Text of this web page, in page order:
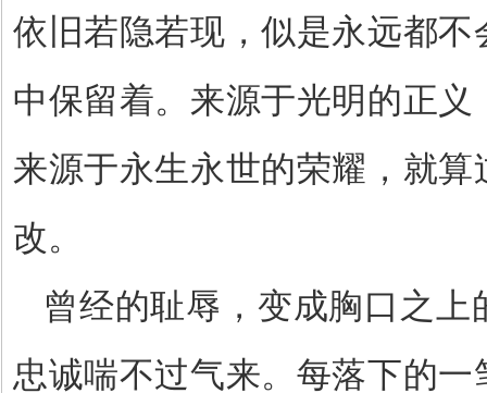
依旧若隐若现，似是永远都
中保留着。来源于光明的正
来源于永生永世的荣耀，就
改。
曾经的耻辱，变成胸口之
忠诚喘不过气来。每落下的